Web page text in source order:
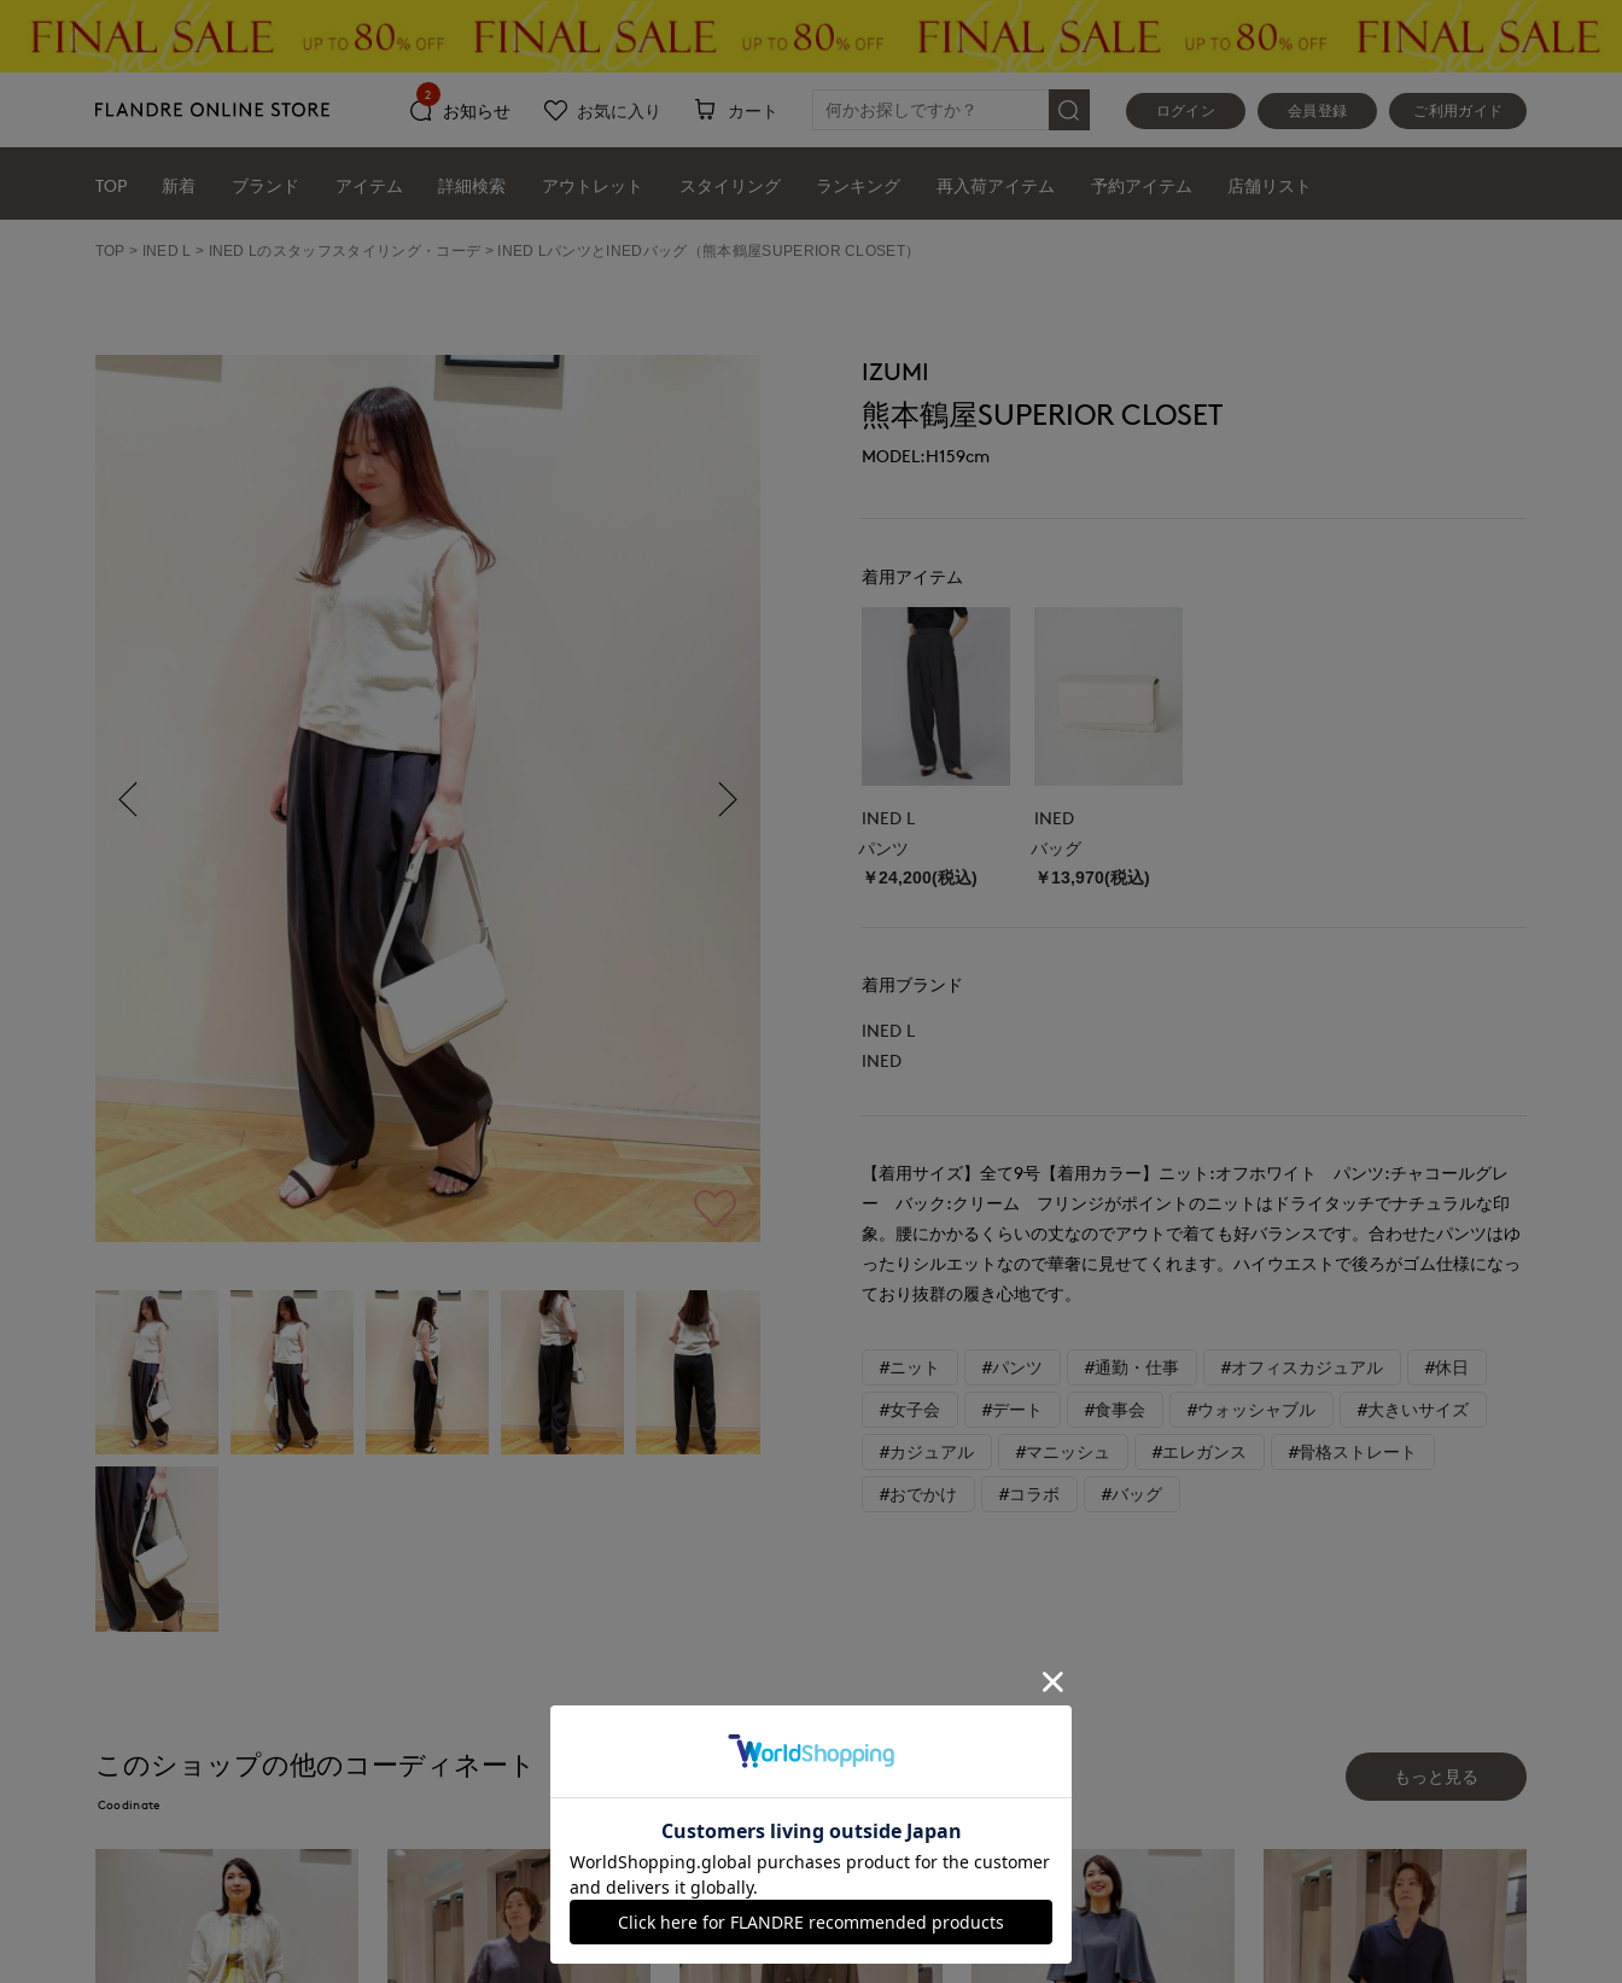
ログイン 会員登録 ご利用ガイド
お知らせ
2
お気に入り カート
TOP 新着 ブランド アイテム 詳細検索 アウトレット スタイリング ランキング 再入荷アイテム 予約アイテム 店舗リスト
TOP INED L INED Lのスタッフスタイリング・コーデ INED LパンツとINEDバッグ（熊本鶴屋SUPERIOR CLOSET）
IZUMI
熊本鶴屋SUPERIOR CLOSET
MODEL:H159cm
着用アイテム
INED L
パンツ
￥24,200(税込)
INED
バッグ
￥13,970(税込)
着用ブランド
INED L
INED
【着用サイズ】全て9号【着用カラー】ニット:オフホワイト パンツ:チャコールグレ
ー バック:クリーム フリンジがポイントのニットはドライタッチでナチュラルな印
象。腰にかかるくらいの丈なのでアウトで着ても好バランスです。合わせたパンツはゆ
ったりシルエットなので華奢に見せてくれます。ハイウエストで後ろがゴム仕様になっ
ており抜群の履き心地です。
#ニット #パンツ #通勤・仕事 #オフィスカジュアル #休日
#女子会 #デート #食事会 #ウォッシャブル #大きいサイズ
#カジュアル #マニッシュ #エレガンス #骨格ストレート
#おでかけ #コラボ #バッグ
このショップの他のコーディネート
Coodinate
もっと見る